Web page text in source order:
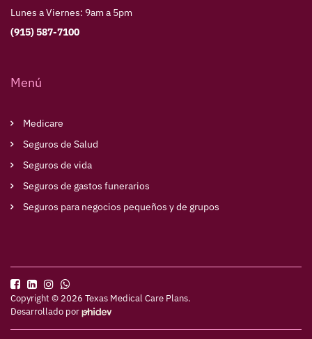
Lunes a Viernes: 9am a 5pm
(915) 587-7100
Menú
Medicare
Seguros de Salud
Seguros de vida
Seguros de gastos funerarios
Seguros para negocios pequeños y de grupos
Copyright © 2026 Texas Medical Care Plans.
Desarrollado por